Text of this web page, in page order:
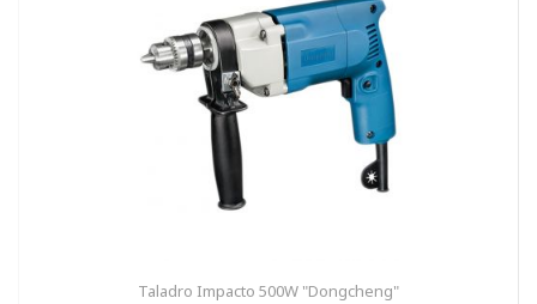
Taladro Impacto 500W "Dongcheng"